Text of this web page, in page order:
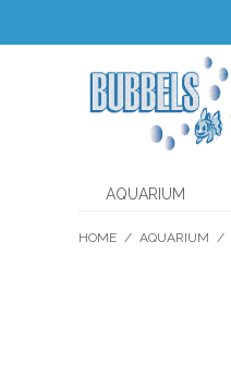
AQUARIUM
HOME / AQUARIUM /